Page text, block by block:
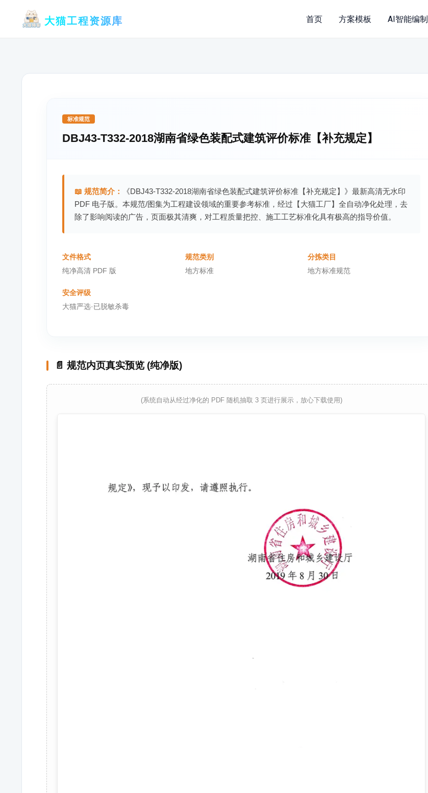
大猫工程资源库 首页 方案模板 AI智能编制
标准规范
DBJ43-T332-2018湖南省绿色装配式建筑评价标准【补充规定】
📖 规范简介：
《DBJ43-T332-2018湖南省绿色装配式建筑评价标准【补充规定】》最新高清无水印
PDF 电子版。本规范/图集为工程建设领域的重要参考标准，经过【大猫工厂】全自动净化处理，去
除了影响阅读的广告，页面极其清爽，对工程质量把控、施工工艺标准化具有极高的指导价值。
文件格式
纯净高清 PDF 版
规范类别
地方标准
分拣类目
地方标准规范
安全评级
大猫严选·已脱敏杀毒
📄 规范内页真实预览 (纯净版)
(系统自动从经过净化的 PDF 随机抽取 3 页进行展示，放心下载使用)